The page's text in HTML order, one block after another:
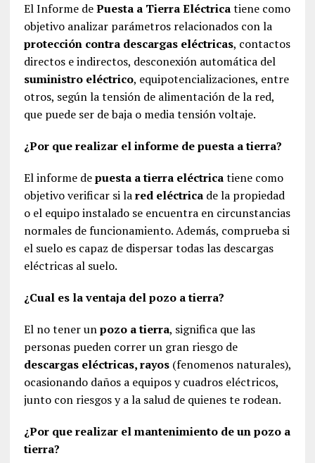
El Informe dePuesta a Tierra Eléctricatiene como
objetivo analizar parámetros relacionados con la
protección contra descargas eléctricas, contactos
directos e indirectos, desconexión automática del
suministro eléctrico, equipotencializaciones, entre
otros, según la tensión de alimentación de la red,
que puede ser de baja o media tensión voltaje.
¿Por que realizar el informe de puesta a tierra?
El informe depuesta a tierra eléctricatiene como
objetivo verificar si lared eléctricade la propiedad
o el equipo instalado se encuentra en circunstancias
normales de funcionamiento. Además, comprueba si
el suelo es capaz de dispersar todas las descargas
eléctricas al suelo.
¿Cual es la ventaja del pozo a tierra?
El no tener unpozo a tierra, significa que las
personas pueden correr un gran riesgo de
descargas eléctricas, rayos(fenomenos naturales),
ocasionando daños a equipos y cuadros eléctricos,
junto con riesgos y a la salud de quienes te rodean.
¿Por que realizar el mantenimiento de un pozo a
tierra?